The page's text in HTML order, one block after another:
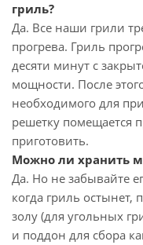
гриль?
Да. Все наши грили
прогрева. Гриль
десяти минут с
мощности. После
необходимого для
решетку помещается
приготовить.
Можно ли хранить
Да. Но не забывайте
когда гриль остынет,
золу (для угольных
и поддон для сбора